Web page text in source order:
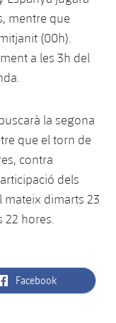
mentre que
(00h).
a les 3h del
la segona
que el torn de
contra
dels
mateix dimarts 23
hores.
label.aria.facebook
Facebook